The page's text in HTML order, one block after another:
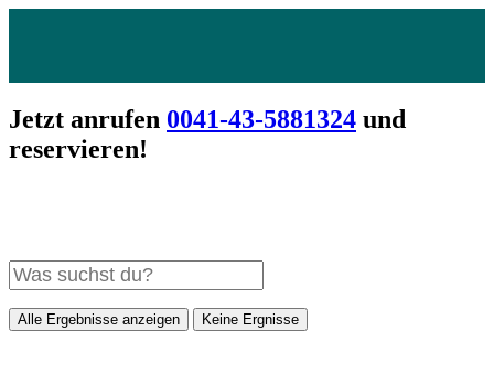
Jetzt anrufen 0041-43-5881324 und
reservieren!
Alle Ergebnisse anzeigen Keine Ergnisse